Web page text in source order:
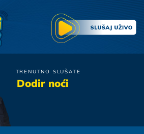
TRENUTNO SLUŠATE
Dodir noći